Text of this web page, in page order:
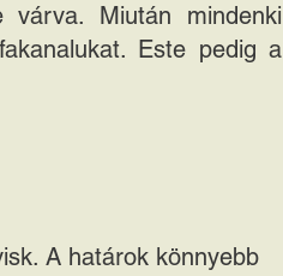
várva. Miután mindenki
Este pedig a
A határok könnyebb